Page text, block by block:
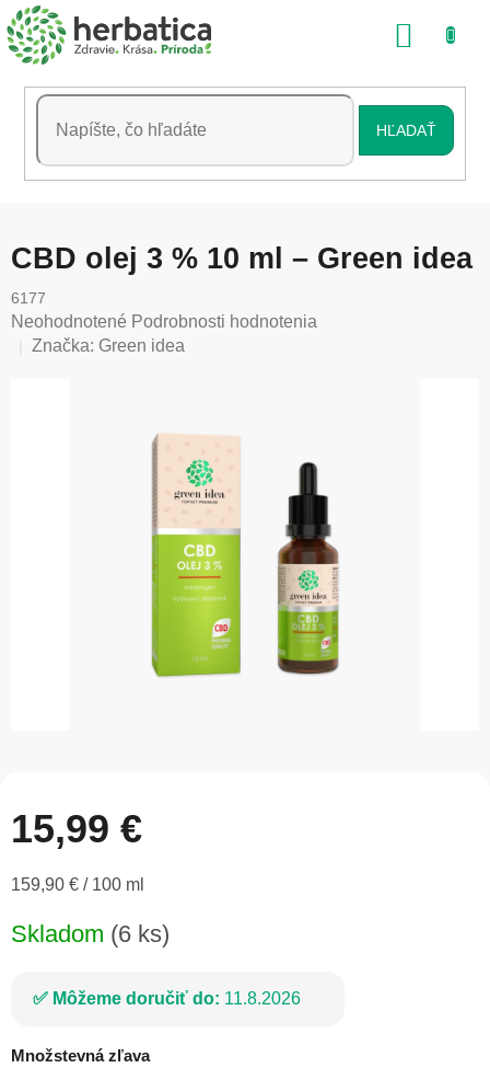
Prejsť
na
obsah
HĽADAŤ
CBD olej 3 % 10 ml – Green idea
6177
Priemerné
hodnotenie
Neohodnotené Podrobnosti hodnotenia
Značka: Green idea
15,99 €
Jednotková
159,90 € / 100 ml
Skladom (6 ks)
Môžeme doručiť do: 11.8.2026
Množstevná zľava